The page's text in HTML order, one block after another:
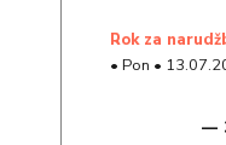
rok za
• Pon •